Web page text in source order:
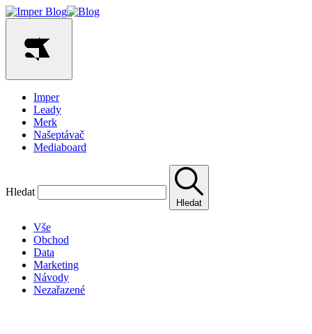
Imper
Leady
Merk
Našeptávač
Mediaboard
Hledat
Hledat
Vše
Obchod
Data
Marketing
Návody
Nezařazené